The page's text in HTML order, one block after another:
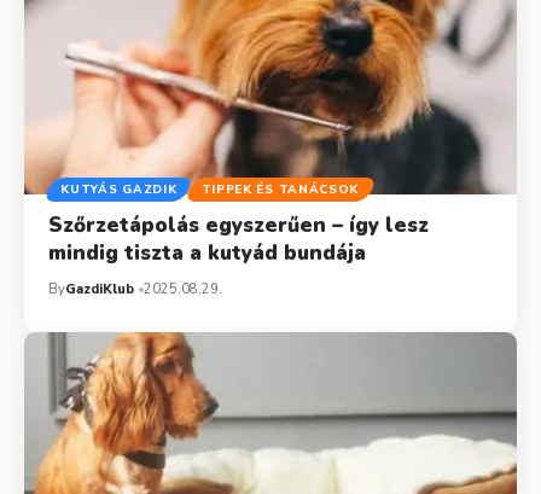
KUTYÁS GAZDIK TIPPEK ÉS TANÁCSOK
Szőrzetápolás egyszerűen – így lesz
mindig tiszta a kutyád bundája
ByGazdiKlub 2025.08.29.